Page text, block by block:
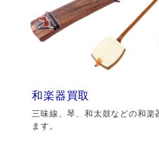
和楽器買取
三味線、琴、和太鼓などの和楽
ます。